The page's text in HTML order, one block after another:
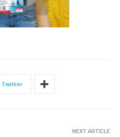
Twitter
NEXT ARTICLE